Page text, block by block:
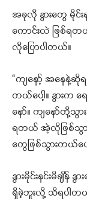
အခုလို နွားတွေ မိုင်
ကောင်းလဲ ဖြစ်ရတ
လိုပြောပါတယ်။
“ကျနော့် အနေနဲ့ဆို
တယ်ပေါ့။ နွားက ရ
နော်။ ကျနော်တို့သွ
ရတယ် အဲ့လိုဖြစ်သွာ
တွေဖြစ်သွားတယ်ပ
နွားမိုင်းနင်းမိချိ
ရှိခဲ့ဘူးလို့ သိရပါတ